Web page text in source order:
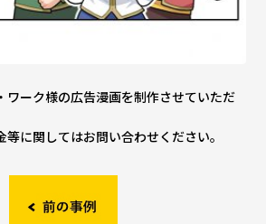
ワーク様の広告漫画を制作させていただ
に関してはお問い合わせください。